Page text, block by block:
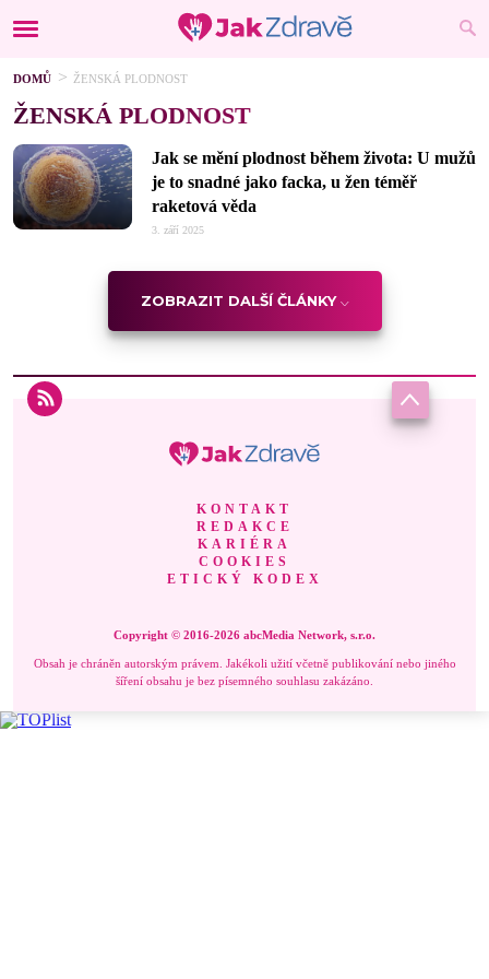
DOMŮ ŽENSKÁ PLODNOST
ŽENSKÁ PLODNOST
Jak se mění plodnost během života: U mužů
je to snadné jako facka, u žen téměř
raketová věda
3. září 2025
ZOBRAZIT DALŠÍ ČLÁNKY
KONTAKT
REDAKCE
KARIÉRA
COOKIES
ETICKÝ KODEX
Copyright © 2016-2026 abcMedia Network, s.r.o.
Obsah je chráněn autorským právem. Jakékoli užití včetně publikování nebo jiného
šíření obsahu je bez písemného souhlasu zakázáno.